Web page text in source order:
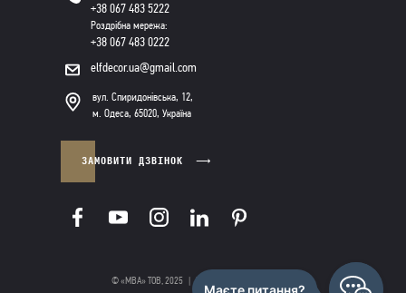
ЗАМОВИТИ ДЗВІНОК
+38 067 483 5222
Роздрібна мережа:
+38 067 483 0222
elfdecor.ua@gmail.com
вул. Спиридонівська, 12,
м. Одеса, 65020, Україна
© «МВА» ТОВ, 2025 | Політика конфіденційності